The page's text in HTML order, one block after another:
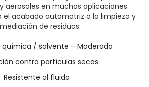
aerosoles en muchas aplicaciones
el acabado automotriz o la limpieza y
de residuos.
química / solvente – Moderado
contra partículas secas
Resistente al fluido